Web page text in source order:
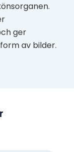
ger
av bilder.